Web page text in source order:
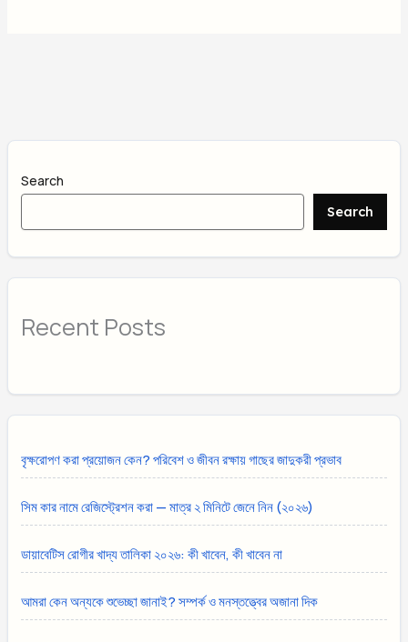
Search
Search
Recent Posts
বৃক্ষরোপণ করা প্রয়োজন কেন? পরিবেশ ও জীবন রক্ষায় গাছের জাদুকরী প্রভাব
সিম কার নামে রেজিস্ট্রেশন করা — মাত্র ২ মিনিটে জেনে নিন (২০২৬)
ডায়াবেটিস রোগীর খাদ্য তালিকা ২০২৬: কী খাবেন, কী খাবেন না
আমরা কেন অন্যকে শুভেচ্ছা জানাই? সম্পর্ক ও মনস্তত্ত্বের অজানা দিক